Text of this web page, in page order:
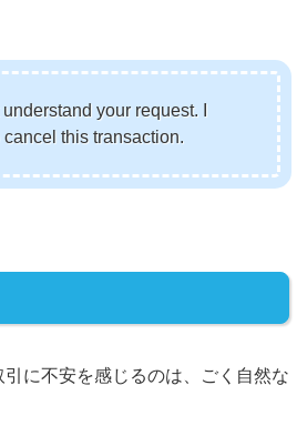
understand your request. I
this transaction.
に不安を感じるのは、ごく自然な